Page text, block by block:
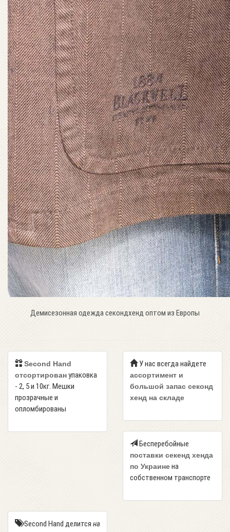
Демисезонная одежда секондхенд оптом из Европы
Second Hand
отсортированупаковка
- 2, 5 и 10кг. Мешки
прозрачные и
опломбированы
У нас всегда найдете
ассортимент и
большой запас секонд
хенд на складе
Бесперебойные
поставки секенд хенда
по Украинена
собственном транспорте
Second Hand делится на